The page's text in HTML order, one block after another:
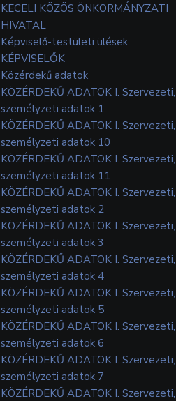
KECELI KÖZÖS ÖNKORMÁNYZATI
HIVATAL
Képviselő-testületi ülések
KÉPVISELŐK
Közérdekű adatok
KÖZÉRDEKŰ ADATOK I. Szervezeti,
személyzeti adatok 1
KÖZÉRDEKŰ ADATOK I. Szervezeti,
személyzeti adatok 10
KÖZÉRDEKŰ ADATOK I. Szervezeti,
személyzeti adatok 11
KÖZÉRDEKŰ ADATOK I. Szervezeti,
személyzeti adatok 2
KÖZÉRDEKŰ ADATOK I. Szervezeti,
személyzeti adatok 3
KÖZÉRDEKŰ ADATOK I. Szervezeti,
személyzeti adatok 4
KÖZÉRDEKŰ ADATOK I. Szervezeti,
személyzeti adatok 5
KÖZÉRDEKŰ ADATOK I. Szervezeti,
személyzeti adatok 6
KÖZÉRDEKŰ ADATOK I. Szervezeti,
személyzeti adatok 7
KÖZÉRDEKŰ ADATOK I. Szervezeti,